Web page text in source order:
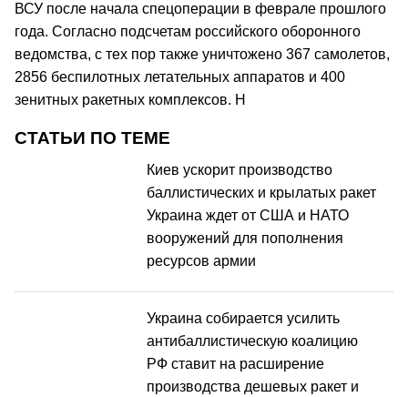
ВСУ после начала спецоперации в феврале прошлого
года. Согласно подсчетам российского оборонного
ведомства, с тех пор также уничтожено 367 самолетов,
2856 беспилотных летательных аппаратов и 400
зенитных ракетных комплексов. H
СТАТЬИ ПО ТЕМЕ
Киев ускорит производство
баллистических и крылатых ракет
Украина ждет от США и НАТО
вооружений для пополнения
ресурсов армии
Украина собирается усилить
антибаллистическую коалицию
РФ ставит на расширение
производства дешевых ракет и